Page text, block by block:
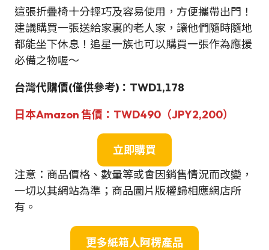
這張折疊椅十分輕巧及容易使用，方便攜帶出門！
建議購買一張送給家裏的老人家，讓他們隨時隨地
都能坐下休息！追星一族也可以購買一張作為應援
必備之物喔～
台灣代購價(僅供參考) ：TWD1,178
日本Amazon售價： TWD490（JPY2,200）
立即購買
注意：商品價格、數量等或會因銷售情況而改變，
一切以其網站為準；商品圖片版權歸相應網店所
有。
更多紙箱人阿楞產品